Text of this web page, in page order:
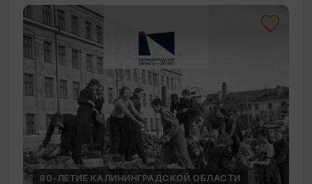
80-ЛЕТИЕ КАЛИНИНГРАДСКОЙ ОБЛАСТИ